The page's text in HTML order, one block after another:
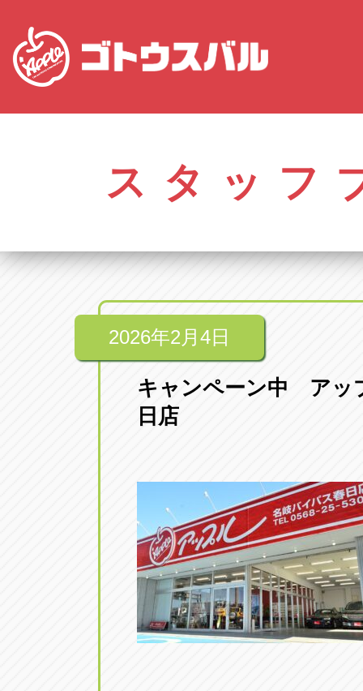
アップル
0561-84-
アップル
0586-28-
アップル
0568-25-
アップル
0566-43-
愛知県春日井市柏井町4-43-1
アップル春日井中央店
愛知県瀬戸市美濃池町29-1
アップル一宮22号店
愛知県一宮市朝日3-4-12
アップル名岐バイパス春日店
愛知県北名古屋市中之郷八反
アップル碧南店
愛知県碧南市立山町4-32-1
スタッフ
2026年2月4日
キャンペーン中 アッ
日店